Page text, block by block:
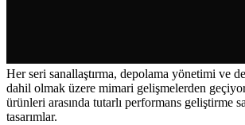
Her seri sanallaştırma, depolama yönetimi ve
dahil olmak üzere mimari gelişmelerden
ürünleri arasında tutarlı performans geliştirme
tasarımlar.